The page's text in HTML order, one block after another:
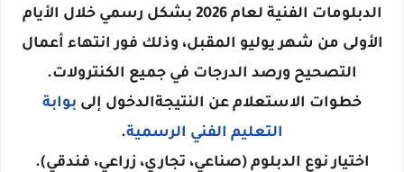
الدبلومات الفنية لعام 2026 بشكل رسمي خلال الأيام
الأولى من شهر يوليو المقبل، وذلك فور انتهاء أعمال
التصحيح ورصد الدرجات في جميع الكنترولات.
خطوات الاستعلام عن النتيجةالدخول إلى بوابة
التعليم الفني الرسمية.
اختيار نوع الدبلوم (صناعي، تجاري، زراعي، فندقي).